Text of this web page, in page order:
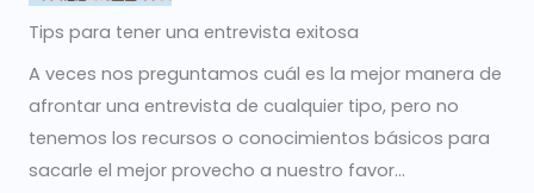
Tips para tener una entrevista exitosa
A veces nos preguntamos cuál es la mejor manera de
afrontar una entrevista de cualquier tipo, pero no
tenemos los recursos o conocimientos básicos para
sacarle el mejor provecho a nuestro favor...